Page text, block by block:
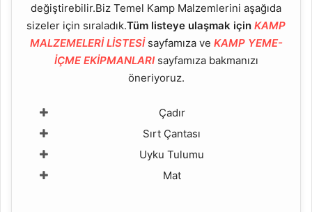
değiştirebilir.Biz Temel Kamp Malzemlerini aşağıda
sizeler için sıraladık.Tüm listeye ulaşmak için KAMP
MALZEMELERİ LİSTESİsayfamıza ve KAMP YEME-
İÇME EKİPMANLARI sayfamıza bakmanızı
öneriyoruz.
Çadır
Sırt Çantası
Uyku Tulumu
Mat